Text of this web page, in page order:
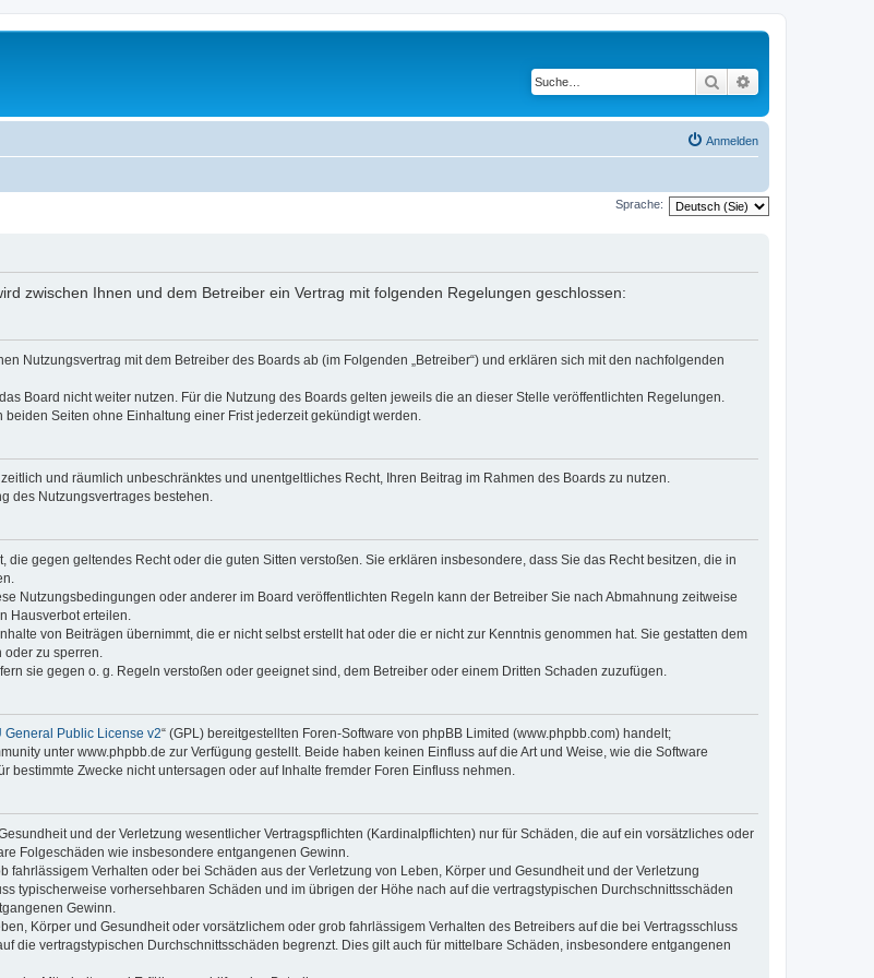
Suche
Anmelden
Sprache:
zwischen Ihnen und dem Betreiber ein Vertrag mit folgenden Regelungen geschlossen:
Nutzungsvertrag mit dem Betreiber des Boards ab (im Folgenden „Betreiber“) und erklären sich mit den nachfolgenden
Board nicht weiter nutzen. Für die Nutzung des Boards gelten jeweils die an dieser Stelle veröffentlichten Regelungen.
Seiten ohne Einhaltung einer Frist jederzeit gekündigt werden.
und räumlich unbeschränktes und unentgeltliches Recht, Ihren Beitrag im Rahmen des Boards zu nutzen.
des Nutzungsvertrages bestehen.
gegen geltendes Recht oder die guten Sitten verstoßen. Sie erklären insbesondere, dass Sie das Recht besitzen, die in
Nutzungsbedingungen oder anderer im Board veröffentlichten Regeln kann der Betreiber Sie nach Abmahnung zeitweise
Hausverbot erteilen.
von Beiträgen übernimmt, die er nicht selbst erstellt hat oder die er nicht zur Kenntnis genommen hat. Sie gestatten dem
zu sperren.
sie gegen o. g. Regeln verstoßen oder geeignet sind, dem Betreiber oder einem Dritten Schaden zuzufügen.
General Public License v2“ (GPL) bereitgestellten Foren-Software von phpBB Limited (www.phpbb.com) handelt;
unter www.phpbb.de zur Verfügung gestellt. Beide haben keinen Einfluss auf die Art und Weise, wie die Software
Zwecke nicht untersagen oder auf Inhalte fremder Foren Einfluss nehmen.
und der Verletzung wesentlicher Vertragspflichten (Kardinalpflichten) nur für Schäden, die auf ein vorsätzliches oder
Folgeschäden wie insbesondere entgangenen Gewinn.
Verhalten oder bei Schäden aus der Verletzung von Leben, Körper und Gesundheit und der Verletzung
typischerweise vorhersehbaren Schäden und im übrigen der Höhe nach auf die vertragstypischen Durchschnittsschäden
Gewinn.
Körper und Gesundheit oder vorsätzlichem oder grob fahrlässigem Verhalten des Betreibers auf die bei Vertragsschluss
die vertragstypischen Durchschnittsschäden begrenzt. Dies gilt auch für mittelbare Schäden, insbesondere entgangenen